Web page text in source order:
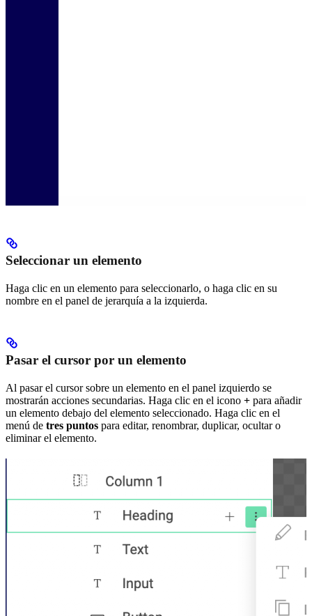
Seleccionar un elemento
Haga clic en un elemento para seleccionarlo, o haga clic en su
nombre en el panel de jerarquía a la izquierda.
Pasar el cursor por un elemento
Al pasar el cursor sobre un elemento en el panel izquierdo se
mostrarán acciones secundarias. Haga clic en el icono + para añadir
un elemento debajo del elemento seleccionado. Haga clic en el
menú de tres puntos para editar, renombrar, duplicar, ocultar o
eliminar el elemento.